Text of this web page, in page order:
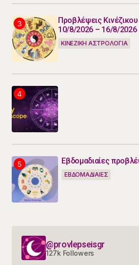
Προβλέψεις
10/8/2026 – 16/8/2026
ΚΙΝΕΖΙΚΗ ΑΣΤΡΟΛΟΓΙΑ
Εβδομαδιαίες
ΕΒΔΟΜΑΔΙΑΙΕΣ
@provlepseisgr
127k Followers